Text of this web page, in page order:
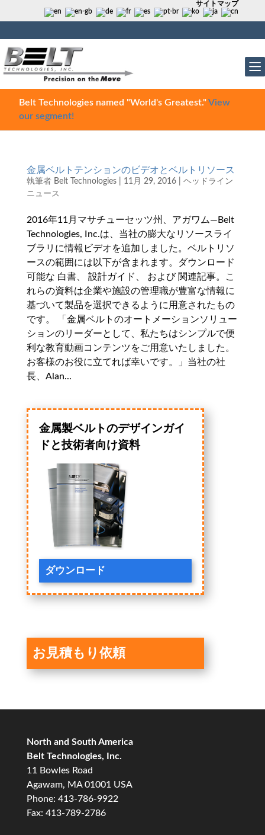
サイトマップ
Belt Technologies named "World's Greatest."View
our segment!
金属ベルトテンションのビデオとベルトリソース
執筆者 Belt Technologies| 11月 29, 2016| ヘッドライン
ニュース
2016年11月マサチューセッツ州、アガワム—Belt
Technologies, Inc.は、当社の膨大なリソースライ
ブラリに情報ビデオを追加しました。ベルトリソ
ースの範囲には以下が含まれます。ダウンロード
可能な 白書、 設計ガイド、 および 関連記事。こ
れらの資料は企業や施設の管理職が豊富な情報に
基づいて製品を選択できるように用意されたもの
です。 「金属ベルトのオートメーションソリュー
ションのリーダーとして、私たちはシンプルで便
利な教育動画コンテンツをご用意いたしました。
お客様のお役に立てれば幸いです。」当社の社
長、Alan...
金属製ベルトのデザインガイ
ドと技術者向け資料
ダウンロード
お見積もり依頼
North and South America
Belt Technologies, Inc.
11 Bowles Road
Agawam, MA 01001 USA
Phone: 413-786-9922
Fax: 413-789-2786